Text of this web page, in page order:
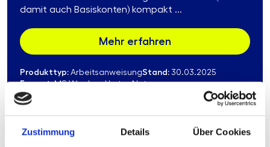
Zustimmung Details Über Cookies
damit auch Basiskonten) kompakt ...
Mehr erfahren
Produkttyp: ArbeitsanweisungStand: 30.03.2025
Format:MS-Word und Lotus Notes